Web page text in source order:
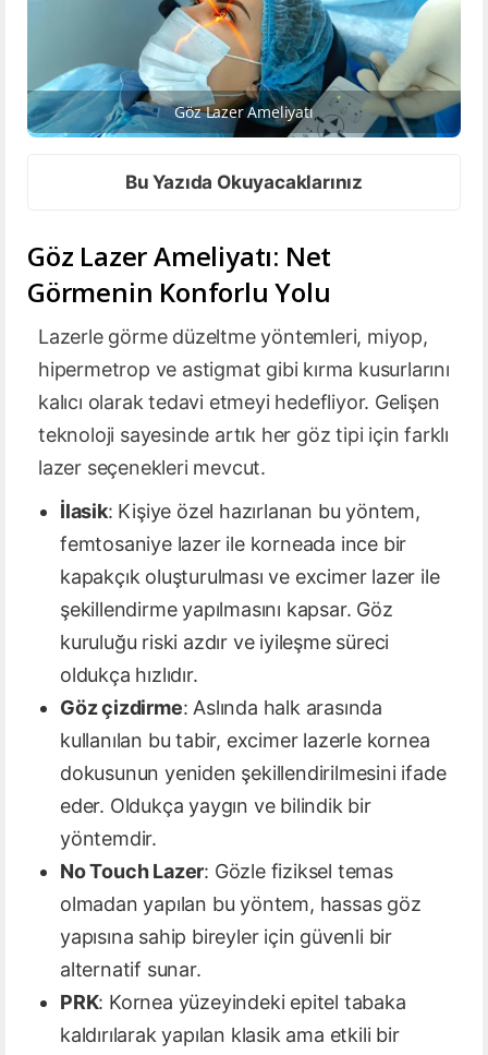
Göz Lazer Ameliyatı
Bu Yazıda Okuyacaklarınız
Göz Lazer Ameliyatı: Net
Görmenin Konforlu Yolu
Lazerle görme düzeltme yöntemleri, miyop,
hipermetrop ve astigmat gibi kırma kusurlarını
kalıcı olarak tedavi etmeyi hedefliyor. Gelişen
teknoloji sayesinde artık her göz tipi için farklı
lazer seçenekleri mevcut.
İlasik: Kişiye özel hazırlanan bu yöntem,
femtosaniye lazer ile korneada ince bir
kapakçık oluşturulması ve excimer lazer ile
şekillendirme yapılmasını kapsar. Göz
kuruluğu riski azdır ve iyileşme süreci
oldukça hızlıdır.
Göz çizdirme: Aslında halk arasında
kullanılan bu tabir, excimer lazerle kornea
dokusunun yeniden şekillendirilmesini ifade
eder. Oldukça yaygın ve bilindik bir
yöntemdir.
No Touch Lazer: Gözle fiziksel temas
olmadan yapılan bu yöntem, hassas göz
yapısına sahip bireyler için güvenli bir
alternatif sunar.
PRK: Kornea yüzeyindeki epitel tabaka
kaldırılarak yapılan klasik ama etkili bir